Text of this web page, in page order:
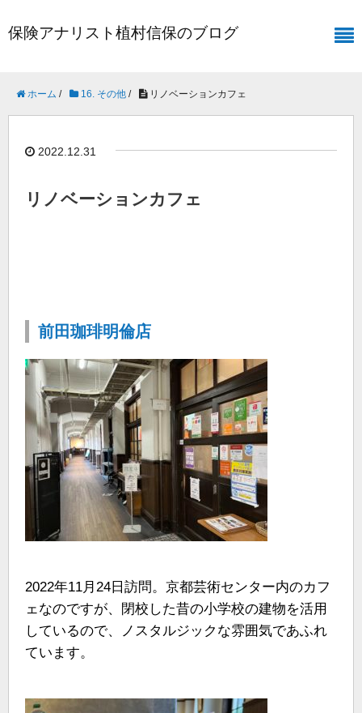
保険アナリスト植村信保のブログ
ホーム / 16. その他 / リノベーションカフェ
2022.12.31
リノベーションカフェ
前田珈琲明倫店
2022年11月24日訪問。京都芸術センター内のカフ
ェなのですが、閉校した昔の小学校の建物を活用
しているので、ノスタルジックな雰囲気であふれ
ています。